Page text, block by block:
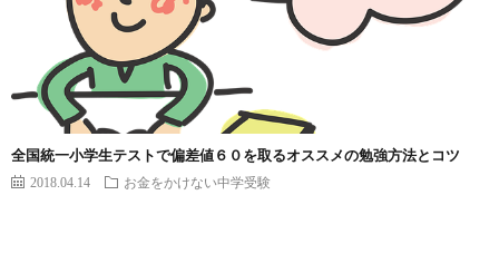
全国統一小学生テストで偏差値６０を取るオススメの勉強方法とコツ
2018.04.14 お金をかけない中学受験